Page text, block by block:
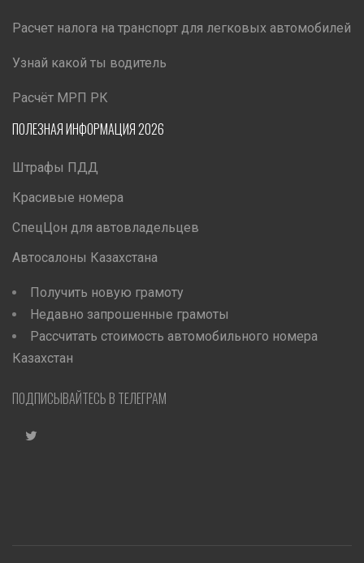
Расчет налога на транспорт для легковых автомобилей
Узнай какой ты водитель
Расчёт МРП РК
ПОЛЕЗНАЯ ИНФОРМАЦИЯ 2026
Штрафы ПДД
Красивые номера
СпецЦон для автовладельцев
Автосалоны Казахстана
Получить новую грамоту
Недавно запрошенные грамоты
Рассчитать стоимость автомобильного номера
Казахстан
ПОДПИСЫВАЙТЕСЬ В ТЕЛЕГРАМ